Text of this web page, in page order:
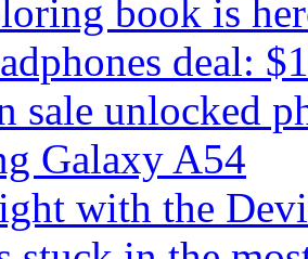
book is
deal:
sale unlocked
Galaxy A54
with the